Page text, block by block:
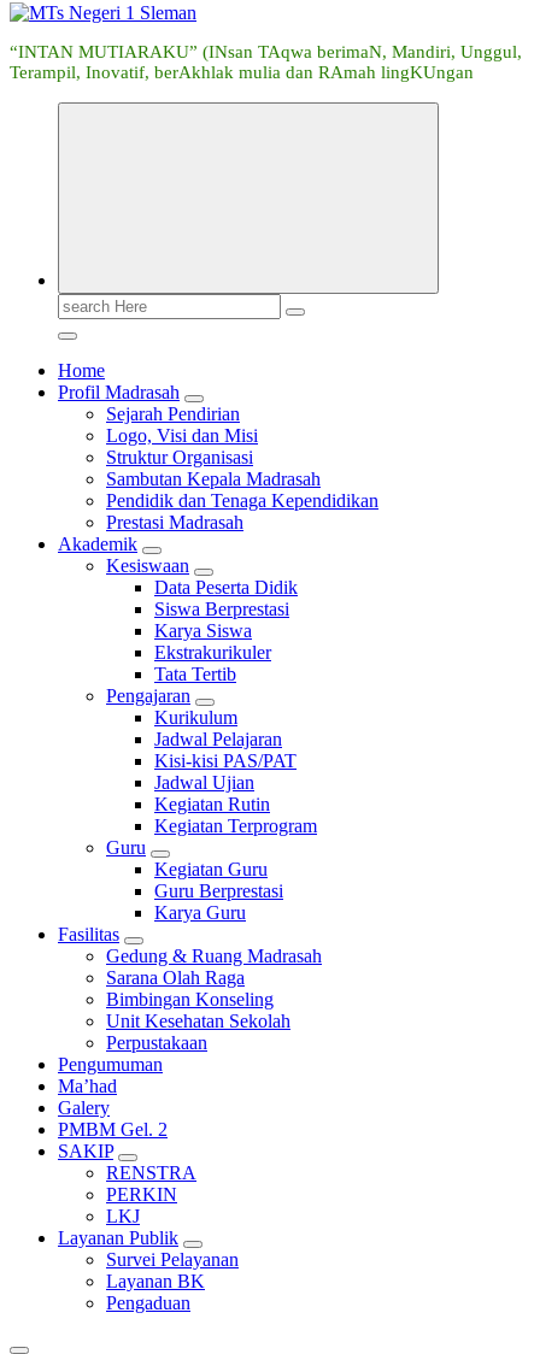
“INTAN MUTIARAKU” (INsan TAqwa berimaN, Mandiri, Unggul,
Terampil, Inovatif, berAkhlak mulia dan RAmah lingKUngan
Search
for:
Home
Profil Madrasah
Sejarah Pendirian
Logo, Visi dan Misi
Struktur Organisasi
Sambutan Kepala Madrasah
Pendidik dan Tenaga Kependidikan
Prestasi Madrasah
Akademik
Kesiswaan
Data Peserta Didik
Siswa Berprestasi
Karya Siswa
Ekstrakurikuler
Tata Tertib
Pengajaran
Kurikulum
Jadwal Pelajaran
Kisi-kisi PAS/PAT
Jadwal Ujian
Kegiatan Rutin
Kegiatan Terprogram
Guru
Kegiatan Guru
Guru Berprestasi
Karya Guru
Fasilitas
Gedung & Ruang Madrasah
Sarana Olah Raga
Bimbingan Konseling
Unit Kesehatan Sekolah
Perpustakaan
Pengumuman
Ma’had
Galery
PMBM Gel. 2
SAKIP
RENSTRA
PERKIN
LKJ
Layanan Publik
Survei Pelayanan
Layanan BK
Pengaduan